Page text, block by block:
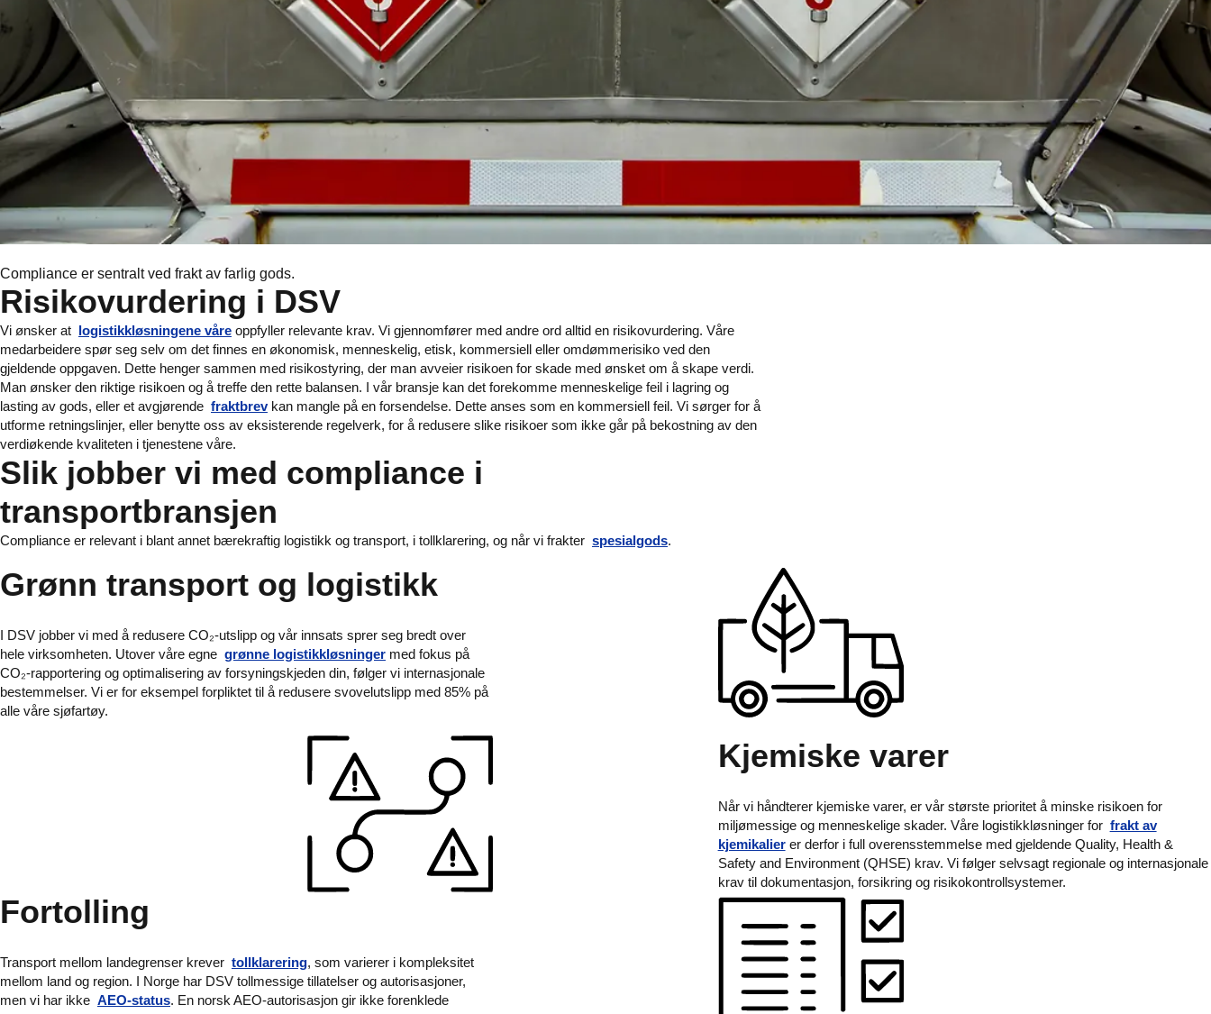
Compliance er sentralt ved frakt av farlig gods.
Risikovurdering i DSV
Vi ønsker at logistikkløsningene våre oppfyller relevante krav. Vi gjennomfører med andre ord alltid en risikovurdering. Våre
medarbeidere spør seg selv om det finnes en økonomisk, menneskelig, etisk, kommersiell eller omdømmerisiko ved den
gjeldende oppgaven. Dette henger sammen med risikostyring, der man avveier risikoen for skade med ønsket om å skape verdi.
Man ønsker den riktige risikoen og å treffe den rette balansen. I vår bransje kan det forekomme menneskelige feil i lagring og
lasting av gods, eller et avgjørende fraktbrevkan mangle på en forsendelse. Dette anses som en kommersiell feil. Vi sørger for å
utforme retningslinjer, eller benytte oss av eksisterende regelverk, for å redusere slike risikoer som ikke går på bekostning av den
verdiøkende kvaliteten i tjenestene våre.
Slik jobber vi med compliance i
transportbransjen
Compliance er relevant i blant annet bærekraftig logistikk og transport, i tollklarering, og når vi frakter spesialgods.
Grønn transport og logistikk
I DSV jobber vi med å redusere CO₂-utslipp og vår innsats sprer seg bredt over
hele virksomheten. Utover våre egne grønne logistikkløsninger med fokus på
CO₂-rapportering og optimalisering av forsyningskjeden din, følger vi internasjonale
bestemmelser. Vi er for eksempel forpliktet til å redusere svovelutslipp med 85% på
alle våre sjøfartøy.
Kjemiske varer
Når vi håndterer kjemiske varer, er vår største prioritet å minske risikoen for
miljømessige og menneskelige skader. Våre logistikkløsninger for frakt av
kjemikalierer derfor i full overensstemmelse med gjeldende Quality, Health &
Safety and Environment (QHSE) krav. Vi følger selvsagt regionale og internasjonale
krav til dokumentasjon, forsikring og risikokontrollsystemer.
Fortolling
Transport mellom landegrenser krever tollklarering, som varierer i kompleksitet
mellom land og region. I Norge har DSV tollmessige tillatelser og autorisasjoner,
men vi har ikke AEO-status. En norsk AEO-autorisasjon gir ikke forenklede